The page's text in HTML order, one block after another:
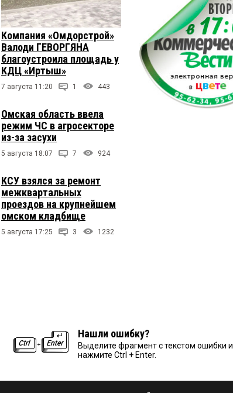
Компания «Омдорстрой»
Валоди ГЕВОРГЯНА
благоустроила площадь у
КДЦ «Иртыш»
7 августа 11:20 1 443
Омская область ввела
режим ЧС в агросекторе
из-за засухи
5 августа 18:07 7 924
КСУ взялся за ремонт
межквартальных
проездов на крупнейшем
омском кладбище
5 августа 17:25 3 1232
Нашли ошибку?
Выделите фрагмент с текстом ошибки и
нажмите Ctrl + Enter.